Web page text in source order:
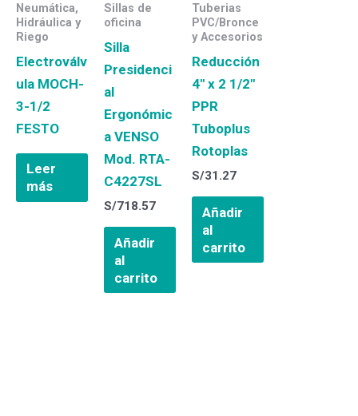
Neumática,
Hidráulica y
Riego
Electroválv
ula MOCH-
3-1/2
FESTO
Leer
más
Sillas de
oficina
Silla
Presidenci
al
Ergonómic
a VENSO
Mod. RTA-
C4227SL
S/718.57
Añadir
al
carrito
Tuberias
PVC/Bronce
y Accesorios
Reducción
4″ x 2 1/2″
PPR
Tuboplus
Rotoplas
S/31.27
Añadir
al
carrito